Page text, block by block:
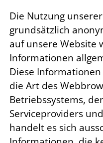
Die Nutzung
grundsätzlich
auf unsere Website
Informationen
Diese
die Art des
Betriebssystems,
Serviceproviders
handelt es sich